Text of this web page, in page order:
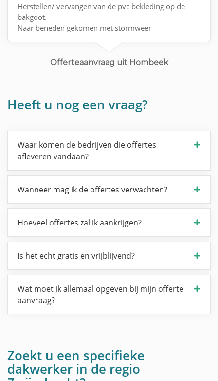
Herstellen/ vervangen van de pvc bekleding op de
bakgoot.
Naar beneden gekomen met stormweer
Offerteaanvraag uit Hombeek
Heeft u nog een vraag?
Waar komen de bedrijven die offertes
afleveren vandaan?
Wanneer mag ik de offertes verwachten?
Hoeveel offertes zal ik aankrijgen?
Is het echt gratis en vrijblijvend?
Wat moet ik allemaal opgeven bij mijn offerte
aanvraag?
Zoekt u een specifieke
dakwerker in de regio